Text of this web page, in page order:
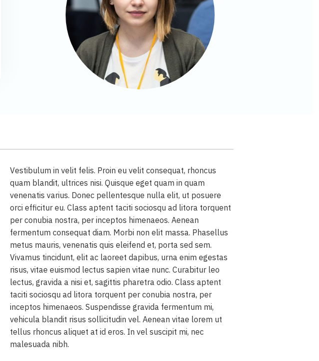
Vestibulum in velit felis. Proin eu velit consequat, rhoncus
quam blandit, ultrices nisi. Quisque eget quam in quam
venenatis varius. Donec pellentesque nulla elit, ut posuere
orci efficitur eu. Class aptent taciti sociosqu ad litora torquent
per conubia nostra, per inceptos himenaeos. Aenean
fermentum consequat diam. Morbi non elit massa. Phasellus
metus mauris, venenatis quis eleifend et, porta sed sem.
Vivamus tincidunt, elit ac laoreet dapibus, urna enim egestas
risus, vitae euismod lectus sapien vitae nunc. Curabitur leo
lectus, gravida a nisi et, sagittis pharetra odio. Class aptent
taciti sociosqu ad litora torquent per conubia nostra, per
inceptos himenaeos. Suspendisse gravida fermentum mi,
vehicula blandit risus sollicitudin vel. Aenean vitae lorem ut
tellus rhoncus aliquet at id eros. In vel suscipit mi, nec
malesuada nibh.